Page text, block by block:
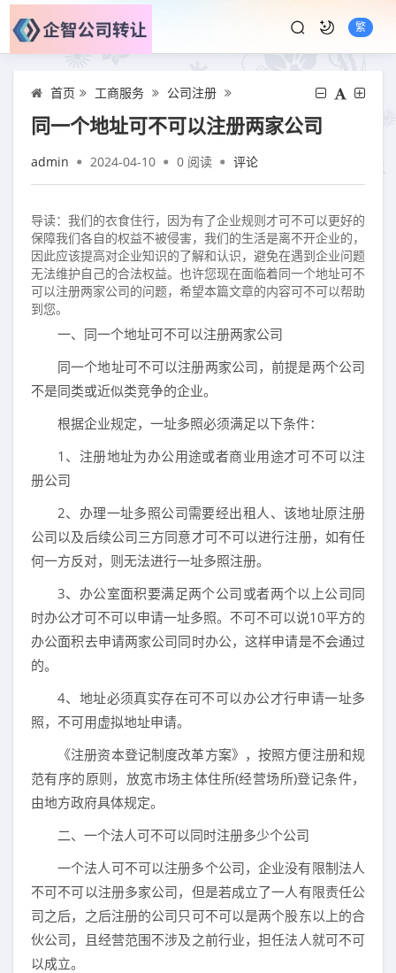
繁
首页 工商服务 公司注册
同一个地址可不可以注册两家公司
admin 2024-04-10 0 阅读 评论
导读：我们的衣食住行，因为有了企业规则才可不可以更好的
保障我们各自的权益不被侵害，我们的生活是离不开企业的，
因此应该提高对企业知识的了解和认识，避免在遇到企业问题
无法维护自己的合法权益。也许您现在面临着同一个地址可不
可以注册两家公司的问题，希望本篇文章的内容可不可以帮助
到您。
一、同一个地址可不可以注册两家公司
同一个地址可不可以注册两家公司，前提是两个公司
不是同类或近似类竞争的企业。
根据企业规定，一址多照必须满足以下条件：
1、注册地址为办公用途或者商业用途才可不可以注
册公司
2、办理一址多照公司需要经出租人、该地址原注册
公司以及后续公司三方同意才可不可以进行注册，如有任
何一方反对，则无法进行一址多照注册。
3、办公室面积要满足两个公司或者两个以上公司同
时办公才可不可以申请一址多照。不可不可以说10平方的
办公面积去申请两家公司同时办公，这样申请是不会通过
的。
4、地址必须真实存在可不可以办公才行申请一址多
照，不可用虚拟地址申请。
《注册资本登记制度改革方案》，按照方便注册和规
范有序的原则，放宽市场主体住所(经营场所)登记条件，
由地方政府具体规定。
二、一个法人可不可以同时注册多少个公司
一个法人可不可以注册多个公司，企业没有限制法人
不可不可以注册多家公司，但是若成立了一人有限责任公
司之后，之后注册的公司只可不可以是两个股东以上的合
伙公司，且经营范围不涉及之前行业，担任法人就可不可
以成立。